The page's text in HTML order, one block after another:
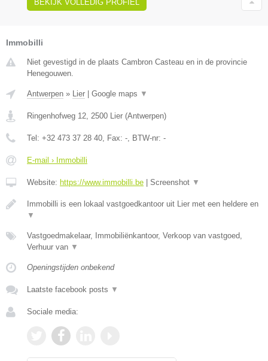
BEKIJK VOLLEDIG PROFIEL
Immobilli
Niet gevestigd in de plaats Cambron Casteau en in de provincie
Henegouwen.
Antwerpen » Lier Google maps ▼
Ringenhofweg 12, 2500 Lier (Antwerpen)
Tel: +32 473 37 28 40, Fax: -, BTW-nr: -
E-mail › Immobilli
Website: https://www.immobilli.be Screenshot ▼
Immobilli is een lokaal vastgoedkantoor uit Lier met een heldere en
▼
Vastgoedmakelaar, Immobiliënkantoor, Verkoop van vastgoed,
Verhuur van ▼
Openingstijden onbekend
Laatste facebook posts ▼
Sociale media: